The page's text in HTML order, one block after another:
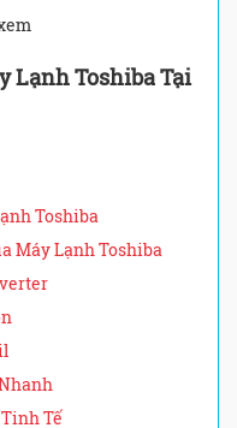
Lạnh Toshiba Tại
Toshiba
Máy Lạnh Toshiba
Tế